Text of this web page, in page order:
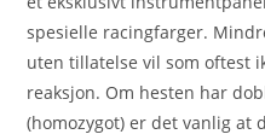
spesielle racingfarger.
uten tillatelse vil som oftest
reaksjon. Om hesten har
(homozygot) er det vanlig at